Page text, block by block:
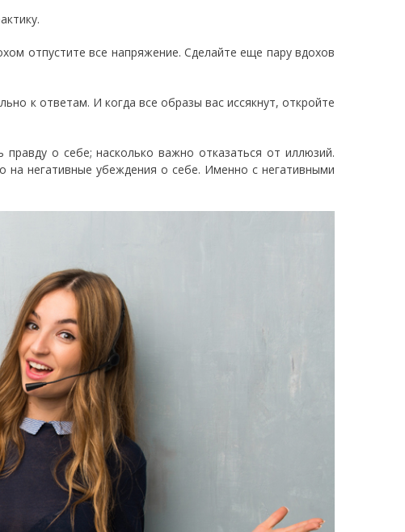
отпустите все напряжение. Сделайте еще пару вдохов
к ответам. И когда все образы вас иссякнут, откройте
о себе; насколько важно отказаться от иллюзий.
негативные убеждения о себе. Именно с негативными